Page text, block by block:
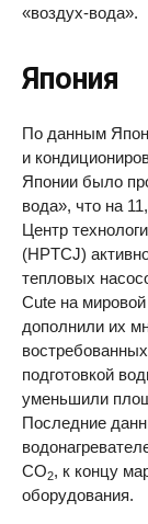
«воздух-вода».
Япония
По данным
и
Японии было
вода», что на
Центр
(HPTCJ)
тепловых
Cute на
дополнили их
подготовкой
уменьшили
Последние
CO2, к концу
оборудования.